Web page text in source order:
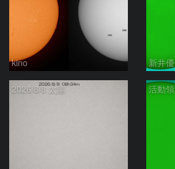
kino 新井優
2026/8/8 太陽